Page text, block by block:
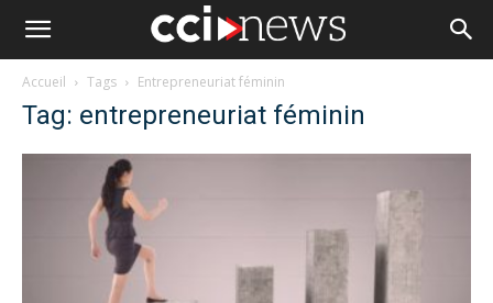
Accueil Tags Entrepreneuriat féminin
Tag: entrepreneuriat féminin